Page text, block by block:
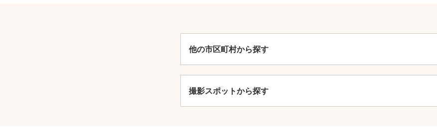
他の市区町村から探す
撮影スポットから探す